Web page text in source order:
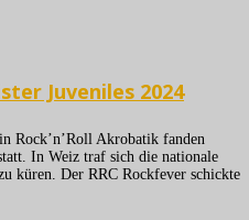
Juveniles 2024
Rock’n’Roll Akrobatik fanden
In Weiz traf sich die nationale
küren. Der RRC Rockfever schickte